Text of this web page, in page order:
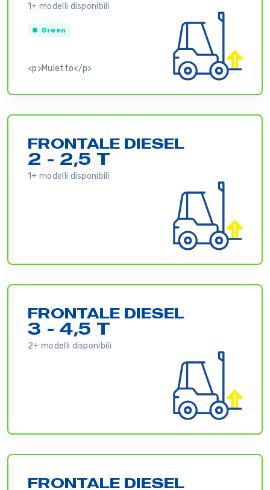
1+ modelli disponibili
Green
<p>Muletto</p>
FRONTALE DIESEL
2 - 2,5 T
1+ modelli disponibili
FRONTALE DIESEL
3 - 4,5 T
2+ modelli disponibili
FRONTALE DIESEL